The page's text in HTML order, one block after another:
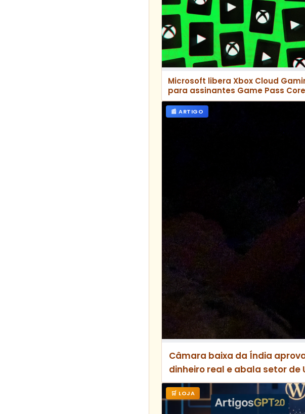
Microsoft libera Xbox Cloud
para assinantes Game Pass
Standard
📰 ARTIGO
Câmara baixa da Índia
dinheiro real e abala setor de
🛒 LOJA